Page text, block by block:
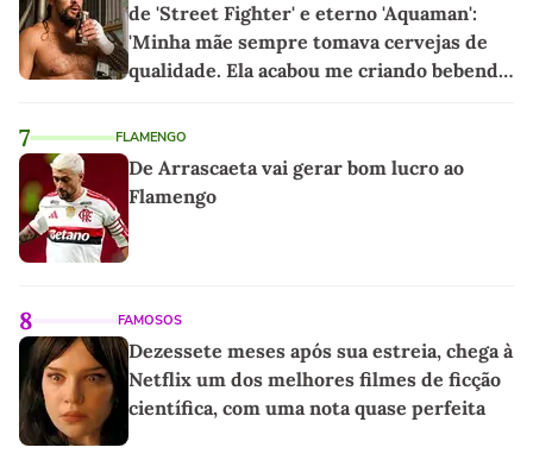
de 'Street Fighter' e eterno 'Aquaman':
'Minha mãe sempre tomava cervejas de
qualidade. Ela acabou me criando bebendo
7 FLAMENGO
De Arrascaeta vai gerar bom lucro ao
Flamengo
8 FAMOSOS
Dezessete meses após sua estreia, chega à
Netflix um dos melhores filmes de ficção
científica, com uma nota quase perfeita